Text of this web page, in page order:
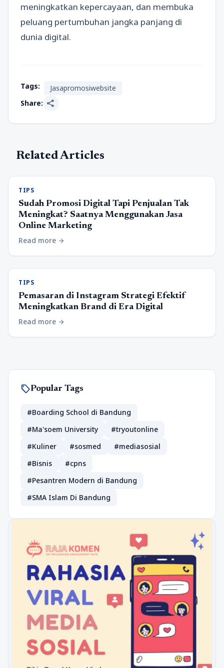
meningkatkan kepercayaan, dan membuka
peluang pertumbuhan jangka panjang di
dunia digital.
Tags:
Jasapromosiwebsite
Share: share
Related Articles
TIPS
Sudah Promosi Digital Tapi Penjualan Tak
Meningkat? Saatnya Menggunakan Jasa
Online Marketing
Read more arrow_forward
TIPS
Pemasaran di Instagram Strategi Efektif
Meningkatkan Brand di Era Digital
Read more arrow_forward
sellPopular Tags
#Boarding School di Bandung
#Ma'soem University
#tryoutonline
#Kuliner
#sosmed
#mediasosial
#Bisnis
#cpns
#Pesantren Modern di Bandung
#SMA Islam Di Bandung